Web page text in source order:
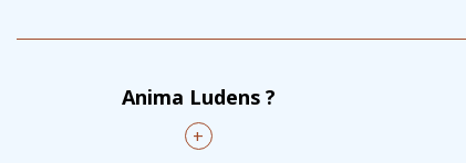
Anima Ludens ?
+